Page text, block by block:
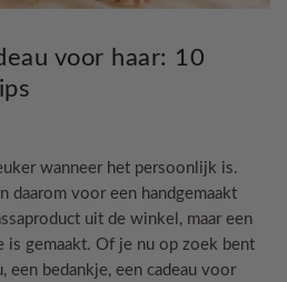
voor haar: 10
wanneer het persoonlijk is.
daarom voor een handgemaakt
uit de winkel, maar een
is gemaakt. Of je nu op zoek bent
een bedankje, een cadeau voor